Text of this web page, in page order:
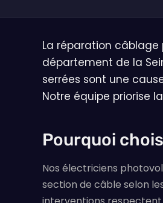
La réparation
département de la
serrées sont une
Notre équipe priorise
Pourquoi
Nos électriciens
section de câble selon